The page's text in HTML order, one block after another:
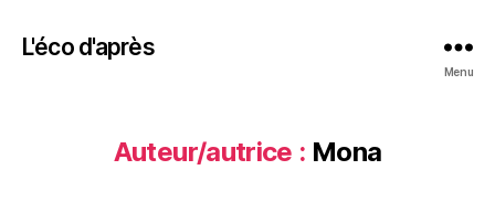
L'éco d'après
Menu
Auteur/autrice : Mona